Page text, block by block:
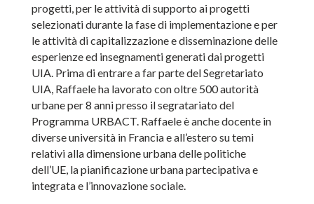
progetti, per le attività di supporto ai progetti
selezionati durante la fase di implementazione e per
le attività di capitalizzazione e disseminazione delle
esperienze ed insegnamenti generati dai progetti
UIA. Prima di entrare a far parte del Segretariato
UIA, Raffaele ha lavorato con oltre 500 autorità
urbane per 8 anni presso il segratariato del
Programma URBACT. Raffaele è anche docente in
diverse università in Francia e all’estero su temi
relativi alla dimensione urbana delle politiche
dell’UE, la pianificazione urbana partecipativa e
integrata e l’innovazione sociale.